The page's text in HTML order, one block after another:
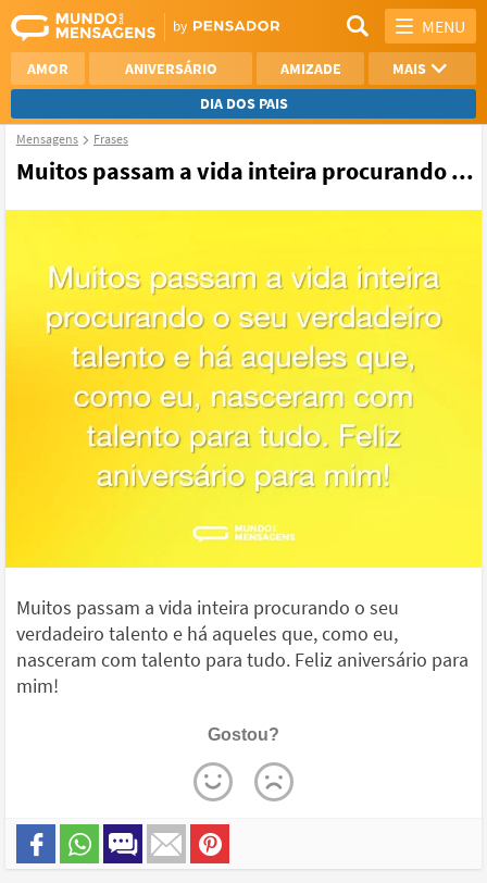
MENU
AMOR ANIVERSÁRIO AMIZADE
MAIS
DIA DOS PAIS
AGRADECIMENTO
Mensagens Frases
Muitos passam a vida inteira procurando ...
Muitos passam a vida inteira procurando o seu
verdadeiro talento e há aqueles que, como eu,
nasceram com talento para tudo. Feliz aniversário para
mim!
Gostou?